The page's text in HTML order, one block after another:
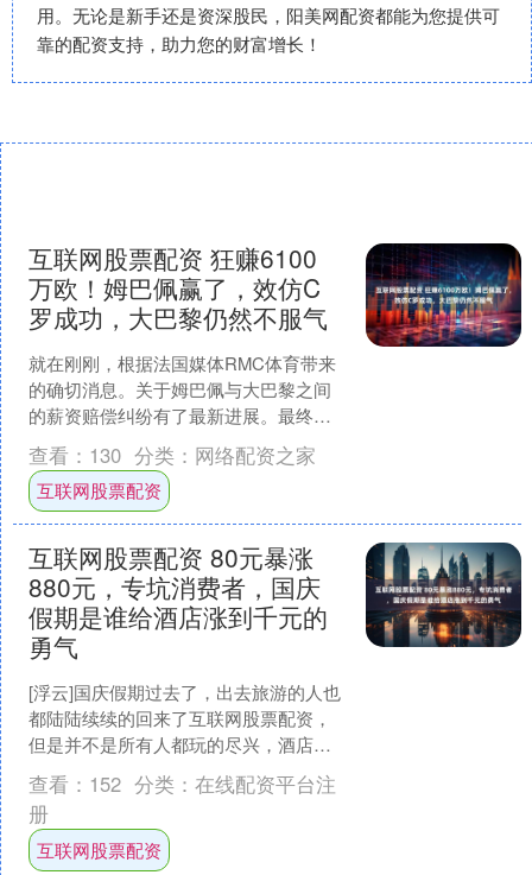
用。无论是新手还是资深股民，阳美网配资都能为您提供可
靠的配资支持，助力您的财富增长！
互联网股票配资 狂赚6100
万欧！姆巴佩赢了，效仿C
罗成功，大巴黎仍然不服气
就在刚刚，根据法国媒体RMC体育带来
的确切消息。关于姆巴佩与大巴黎之间
的薪资赔偿纠纷有了最新进展。最终法
庭的4名法官作出裁定互联网股票配资，
法甲豪门巴黎圣日耳曼....
查看： 130 分类： 网络配资之家
互联网股票配资
互联网股票配资 80元暴涨
880元，专坑消费者，国庆
假期是谁给酒店涨到千元的
勇气
[浮云]国庆假期过去了，出去旅游的人也
都陆陆续续的回来了互联网股票配资，
但是并不是所有人都玩的尽兴，酒店的
贸然涨价就是一个扫兴的点。 到了节假
日适当涨一涨也没什....
查看： 152 分类： 在线配资平台注
册
互联网股票配资